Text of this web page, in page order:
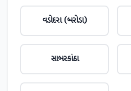
વડોદરા (બરોડા)
સાબરકાંઠા